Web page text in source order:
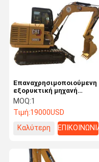
Επαναχρησιμοποιούμενη
εξορυκτική μηχανή
εσωτερικής καύσης 5,8
τόνων CAT 306E2 με
εκσκαφέα
MOQ:1
Τιμή:19000USD
Καλύτερη
ΕΠΙΚΟΙΝΩΝΙΑ